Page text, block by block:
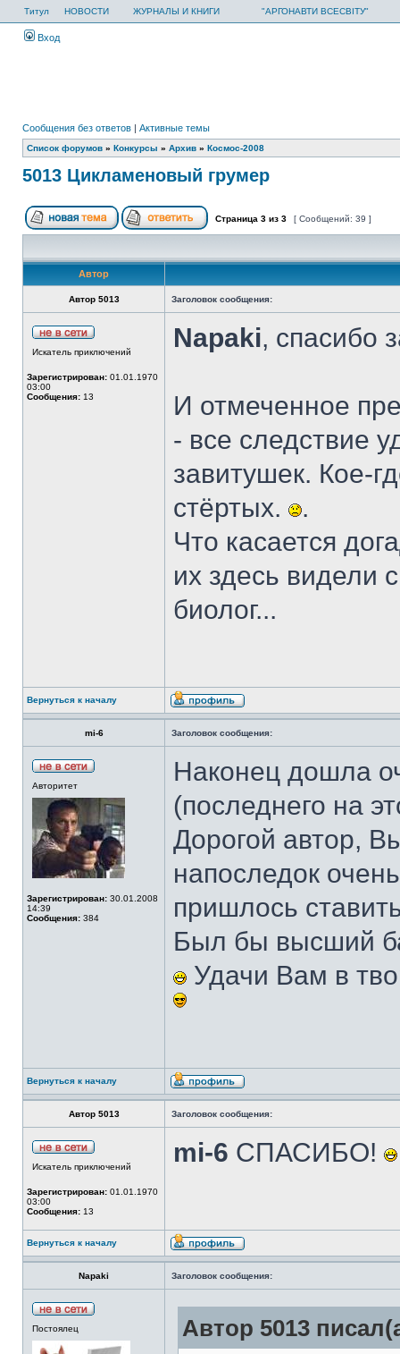
Титул НОВОСТИ ЖУРНАЛЫ И КНИГИ "АРГОНАВТИ ВСЕСВІТУ"
Вход
Сообщения без ответов | Активные темы
Список форумов » Конкурсы » Архив » Космос-2008
5013 Цикламеновый грумер
Страница 3 из 3 [ Сообщений: 39 ]
Автор
Автор 5013 Заголовок сообщения:
Искатель приключений
Зарегистрирован: 01.01.1970
03:00
Сообщения: 13
Napaki, спасибо
И отмеченное
- все следствие
завитушек. Кое-
стёртых.
.
Что касается
их здесь видели
биолог...
Вернуться к началу
mi-6 Заголовок сообщения:
Авторитет
Зарегистрирован: 30.01.2008
14:39
Сообщения: 384
Наконец дошла
(последнего на
Дорогой автор,
напоследок
пришлось
Был бы высший
Удачи Вам в
Вернуться к началу
Автор 5013 Заголовок сообщения:
Искатель приключений
Зарегистрирован: 01.01.1970
03:00
Сообщения: 13
mi-6 СПАСИБО!
Вернуться к началу
Napaki Заголовок сообщения:
Постоялец Автор 5013